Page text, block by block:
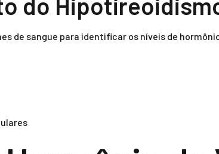
de sangue para identificar os níveis de